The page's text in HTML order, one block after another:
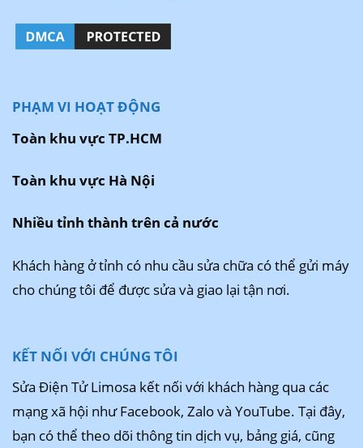
PHẠM VI HOẠT ĐỘNG
Toàn khu vực TP.HCM
Toàn khu vực Hà Nội
Nhiều tỉnh thành trên cả nước
Khách hàng ở tỉnh có nhu cầu sửa chữa có thể gửi máy
cho chúng tôi để được sửa và giao lại tận nơi.
KẾT NỐI VỚI CHÚNG TÔI
Sửa Điện Tử Limosa kết nối với khách hàng qua các
mạng xã hội như Facebook, Zalo và YouTube. Tại đây,
bạn có thể theo dõi thông tin dịch vụ, bảng giá, cũng